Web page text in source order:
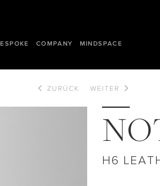
COMPANY MINDSPACE
ZURÜCK WEITER
H6